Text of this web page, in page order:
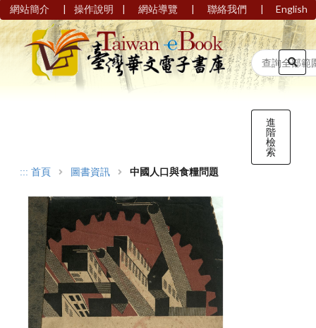
網站簡介 | 操作說明 | 網站導覽 | 聯絡我們 | English
進
階
檢
索
::: 首頁 圖書資訊 中國人口與食糧問題